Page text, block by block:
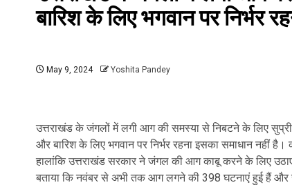
बारिश के लिए भगवान पर निर्भर
May 9, 2024 Yoshita Pandey
उत्तराखंड के जंगलों में लगी आग की समस्या से निबटने के लिए
और बारिश के लिए भगवान पर निर्भर रहना इसका समाधान नहीं
हालांकि उत्तराखंड सरकार ने जंगल की आग काबू करने के लिए
बताया कि नवंबर से अभी तक आग लगने की 398 घटनाएं हुई हैं और